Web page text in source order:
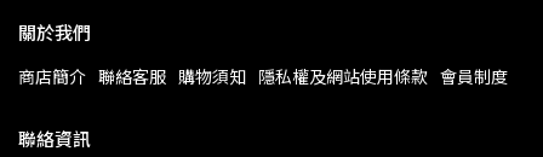
關於我們
商店簡介 聯絡客服 購物須知 隱私權及網站使用條款 會員制度
聯絡資訊